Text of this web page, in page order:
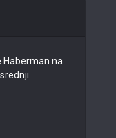
Haberman na